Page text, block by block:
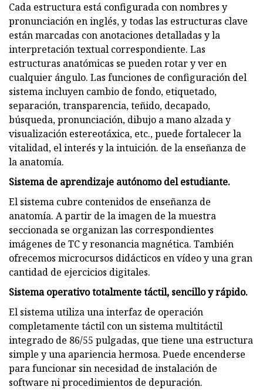
Cada estructura está configurada con nombres y
pronunciación en inglés, y todas las estructuras clave
están marcadas con anotaciones detalladas y la
interpretación textual correspondiente. Las
estructuras anatómicas se pueden rotar y ver en
cualquier ángulo. Las funciones de configuración del
sistema incluyen cambio de fondo, etiquetado,
separación, transparencia, teñido, decapado,
búsqueda, pronunciación, dibujo a mano alzada y
visualización estereotáxica, etc., puede fortalecer la
vitalidad, el interés y la intuición. de la enseñanza de
la anatomía.
Sistema de aprendizaje autónomo del estudiante.
El sistema cubre contenidos de enseñanza de
anatomía. A partir de la imagen de la muestra
seccionada se organizan las correspondientes
imágenes de TC y resonancia magnética. También
ofrecemos microcursos didácticos en vídeo y una gran
cantidad de ejercicios digitales.
Sistema operativo totalmente táctil, sencillo y rápido.
El sistema utiliza una interfaz de operación
completamente táctil con un sistema multitáctil
integrado de 86/55 pulgadas, que tiene una estructura
simple y una apariencia hermosa. Puede encenderse
para funcionar sin necesidad de instalación de
software ni procedimientos de depuración.